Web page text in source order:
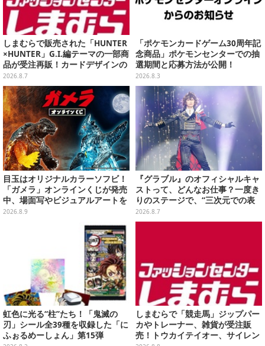
しまむらで販売された「HUNTER
×HUNTER」G.I.編テーマの一部商
品が受注再販！カードデザインの
キーホルダーや、キルアたちのセ
リフ付ソックスなど
2026.8.7
「ポケモンカードゲーム30周年記
念商品」ポケモンセンターでの抽
選期間と応募方法が公開！
2026.8.3
目玉はオリジナルカラーソフビ！
「ガメラ」オンラインくじが発売
中、場面写やビジュアルアートを
使用した豪華賞品をラインナップ
2026.8.9
『グラブル』のオフィシャルキャ
ストって、どんなお仕事？一度き
りのステージで、“三次元での表
現”に全力を懸けるキャスト陣の
舞台裏【インタビュー】
2026.8.7
虹色に光る“柱”たち！「鬼滅の
刃」シール全39種を収録した「に
ふぉるめーしょん」第15弾
しまむらで「競走馬」ジップパー
カやトレーナー、雑貨が受注販
売！トウカイテイオー、サイレン